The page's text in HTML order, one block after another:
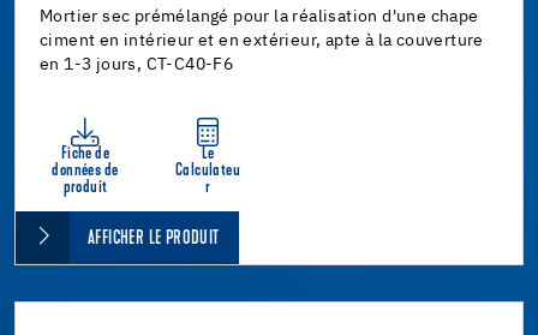
Mortier sec prémélangé pour la réalisation d'une chape
ciment en intérieur et en extérieur, apte à la couverture
en 1-3 jours, CT-C40-F6
Fiche de
données de
produit
Le
Calculateu
r
AFFICHER LE PRODUIT